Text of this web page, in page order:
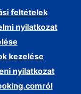
feltételek
nyilatkozat
kezelése
nyilatkozat